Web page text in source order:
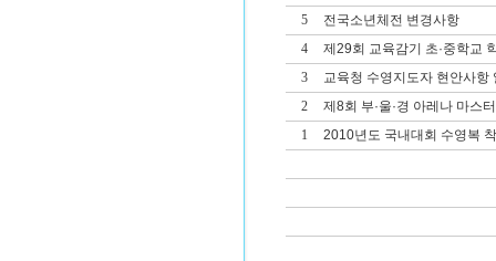
5
전국소년체전 변경사항
4
제29회 교육감기 초·중학교
3
교육청 수영지도자 현안사항
2
제8회 부·울·경 아레나 마스
1
2010년도 국내대회 수영복